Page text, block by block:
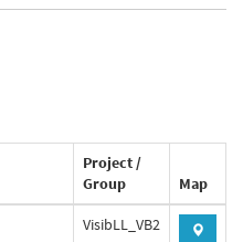
Project /
Group
Map
VisibLL_VB2